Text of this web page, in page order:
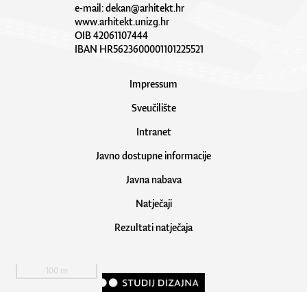
e-mail:dekan@arhitekt.hr
www.arhitekt.unizg.hr
OIB 42061107444
IBAN HR5623600001101225521
Impressum
Sveučilište
Intranet
Javno dostupne informacije
Javna nabava
Natječaji
Rezultati natječaja
100 m